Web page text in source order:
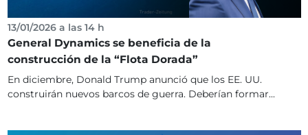
13/01/2026 a las 14 h
General Dynamics se beneficia de la
construcción de la “Flota Dorada”
En diciembre, Donald Trump anunció que los EE. UU.
construirán nuevos barcos de guerra. Deberían formar...